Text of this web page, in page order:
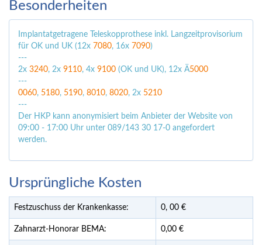
Besonderheiten
Implantatgetragene Teleskopprothese inkl. Langzeitprovisorium
für OK und UK (12x 7080, 16x 7090)
---
2x 3240, 2x 9110, 4x 9100 (OK und UK), 12x Ä5000
---
0060, 5180, 5190, 8010, 8020, 2x 5210
---
Der HKP kann anonymisiert beim Anbieter der Website von
09:00 - 17:00 Uhr unter 089/143 30 17-0 angefordert
werden.
Ursprüngliche Kosten
Festzuschuss der Krankenkasse: 0, 00 €
Zahnarzt-Honorar BEMA: 0,00 €